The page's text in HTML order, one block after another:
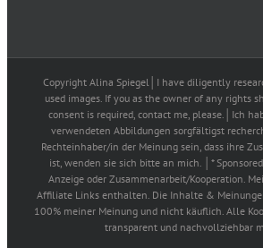
Copyright Alina Spiegel│I have diligently
used images. If you as the owner of any rights
consent is required, contact me, please.│Ich
verwendeten Abbildungen sorgfältigst
Rechteinhaber/in der Meinung sein, dass ihre
ist, wenden sie sich bitte an mich. │*
Anzeige oder Zusammenarbeit/Kooperation.
Affiliate Links enthalten. Die Inhalte &
100% meiner Meinung und nicht käuflich. Alle
transparent und nachvollziehbar